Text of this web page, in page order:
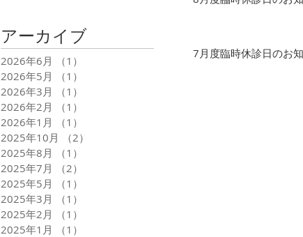
アーカイブ
2026年6月 （1）
2026年5月
（1）
2026年3月
（1）
2026年2月
（1）
2026年1月
（1）
2025年10月
（2）
2025年8月
（1）
2025年7月
（2）
2025年5月
（1）
2025年3月
（1）
2025年2月
（1）
2025年1月
（1）
7月度臨時休診日のお